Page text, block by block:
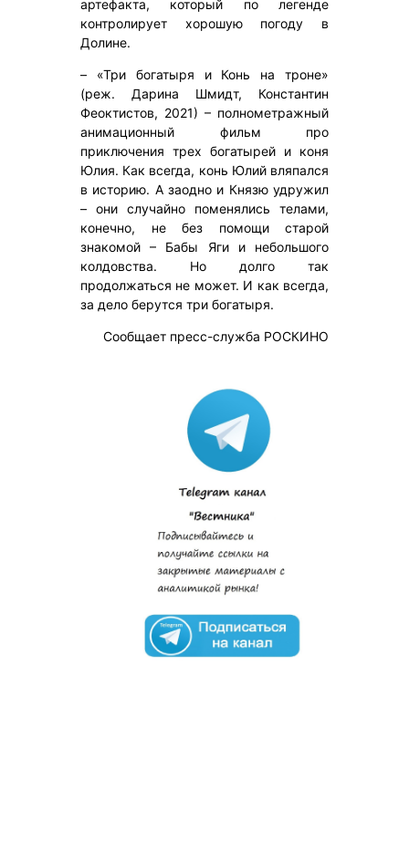
артефакта, который по легенде
контролирует хорошую погоду в
Долине.
– «Три богатыря и Конь на троне»
(реж. Дарина Шмидт, Константин
Феоктистов, 2021) – полнометражный
анимационный фильм про
приключения трех богатырей и коня
Юлия. Как всегда, конь Юлий вляпался
в историю. А заодно и Князю удружил
– они случайно поменялись телами,
конечно, не без помощи старой
знакомой – Бабы Яги и небольшого
колдовства. Но долго так
продолжаться не может. И как всегда,
за дело берутся три богатыря.
Сообщает пресс-служба РОСКИНО